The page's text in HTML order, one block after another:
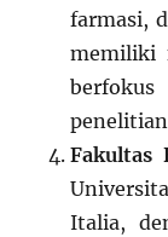
farmasi,
memiliki
Fakultas
Italia,